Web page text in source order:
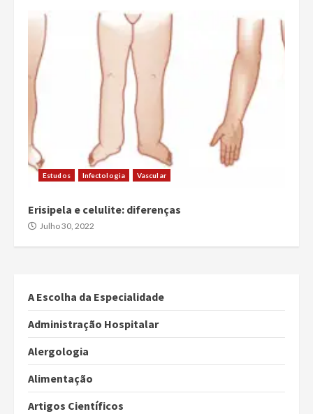
Estudos Infectologia Vascular
Erisipela e celulite: diferenças
Julho 30, 2022
A Escolha da Especialidade
Administração Hospitalar
Alergologia
Alimentação
Artigos Científicos